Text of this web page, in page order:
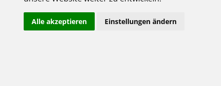
Alle akzeptieren Einstellungen ändern
https://www.ifa-berlin.com/de